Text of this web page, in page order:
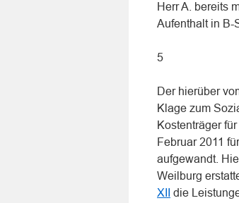
Herr A. bereits
Aufenthalt in B-
5
Der hierüber
Klage zum
Kostenträger
Februar 2011
aufgewandt.
Weilburg
XII
die